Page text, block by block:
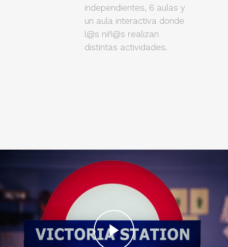
independientes, 6 aulas y
un aula interactiva donde
l@s niñ@s realizan
distintas actividades.